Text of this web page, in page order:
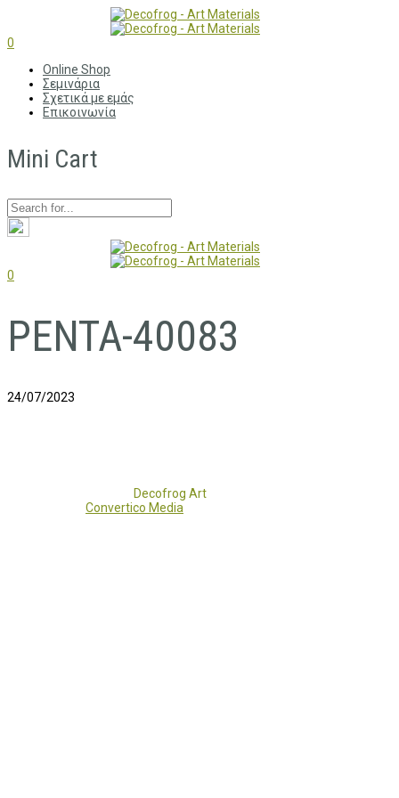
0
Online Shop
Σεμινάρια
Σχετικά με εμάς
Επικοινωνία
Mini Cart
0
PENTA-40083
24/07/2023
Decofrog Art
Convertico Media